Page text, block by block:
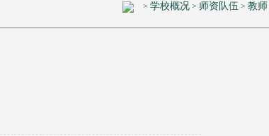
> 学校概况 > 师资队伍 > 教师